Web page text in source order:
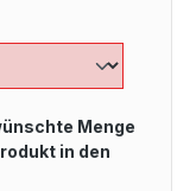
Menge
in den